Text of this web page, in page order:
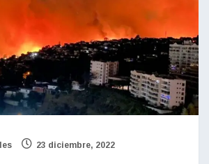
23 diciembre, 2022